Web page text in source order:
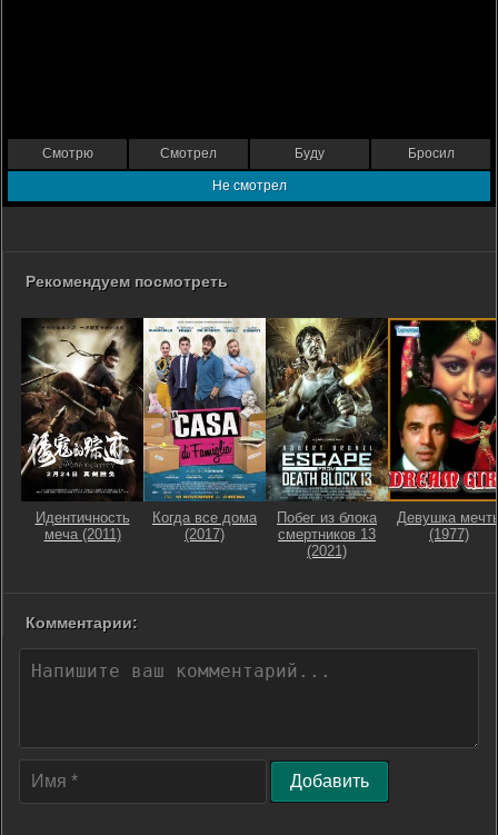
Смотрю Смотрел Буду Бросил
Не смотрел
Рекомендуем посмотреть
Идентичность
меча (2011)
Когда все дома
(2017)
Побег из блока
смертников 13
(2021)
Девушка
(1977)
Комментарии:
Добавить